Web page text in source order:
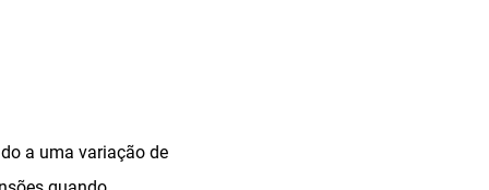
a uma variação de